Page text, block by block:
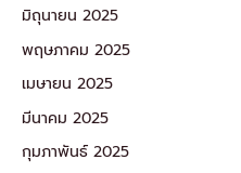
มิถุนายน 2025
พฤษภาคม 2025
เมษายน 2025
มีนาคม 2025
กุมภาพันธ์ 2025